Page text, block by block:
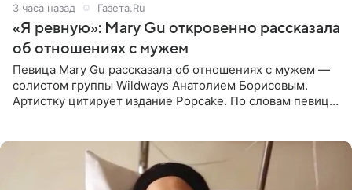
3 часа назад Газета.Ru
«Я ревную»: Mary Gu откровенно рассказала
об отношениях с мужем
Певица Mary Gu рассказала об отношениях с мужем —
солистом группы Wildways Анатолием Борисовым.
Артистку цитирует издание Popcake. По словам певицы,